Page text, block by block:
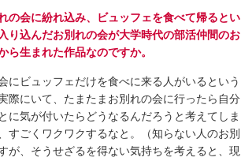
の会に紛れ込み、ビュッフェを食べて帰るとい
り込んだお別れの会が大学時代の部活仲間のお
生まれた作品なのですか。
ビュッフェだけを食べに来る人がいるという
際にいて、たまたまお別れの会に行ったら自分
気が付いたらどうなるんだろうと考えてしま
すごくワクワクするなと。（知らない人のお別
が、そうせざるを得ない気持ちを考えると、現